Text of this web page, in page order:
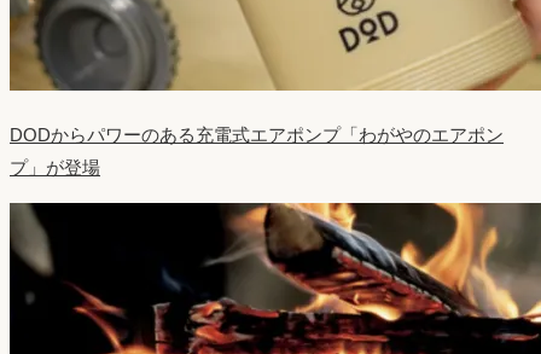
DODからパワーのある充電式エアポンプ「わがやのエアポン
プ」が登場